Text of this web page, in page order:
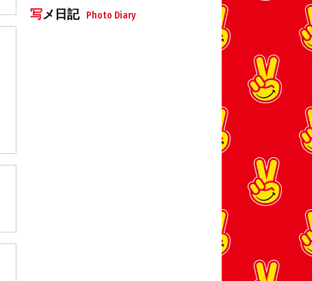
写メ日記 Photo Diary